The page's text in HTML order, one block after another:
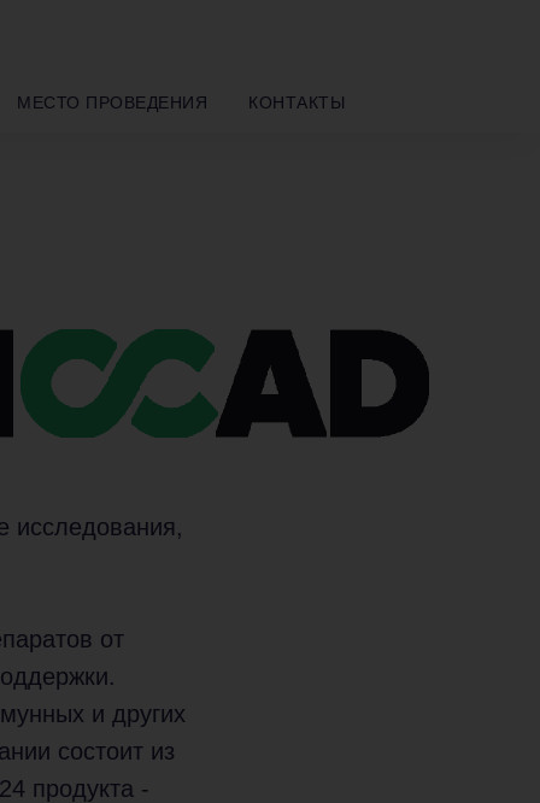
МЕСТО ПРОВЕДЕНИЯ КОНТАКТЫ
исследования,
от
и других
состоит из
продукта -